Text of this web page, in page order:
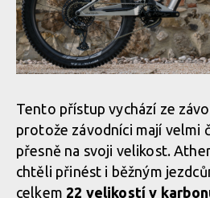
Tento přístup vychází ze
protože závodníci mají velmi
přesně na svoji velikost.
chtěli přinést i běžným
celkem22 velikostí v